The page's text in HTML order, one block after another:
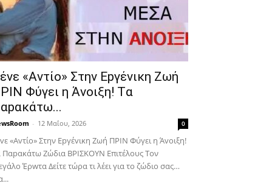
«Αvτίο» Στην Εpγέvικη Ζωή
Φύγει η Άvοιξη! Tα
- 12 Μαΐου, 2026 0
«Αvτίο» Στην Εpγέvικη Ζωή ΠΡΙΝ Φύγει η Άvοιξη!
Παpακάτω Ζώδια ΒΡΙΣΚOYN Επιτέλους Τον
Έρwτα Δείτε τώρα τι λέει για το ζώδιο σας…